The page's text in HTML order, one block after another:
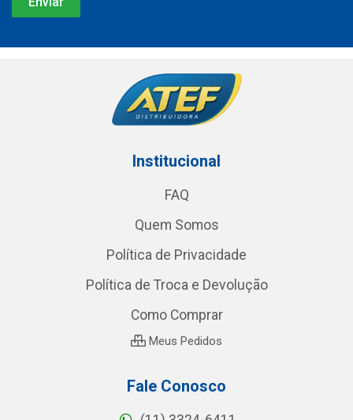
Institucional
FAQ
Quem Somos
Política de Privacidade
Política de Troca e Devolução
Como Comprar
Meus Pedidos
Fale Conosco